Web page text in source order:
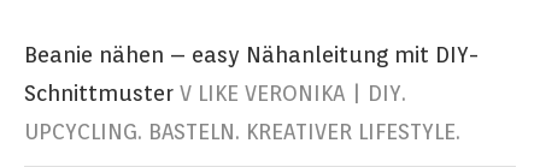
Beanie nähen – easy Nähanleitung mit DIY-
Schnittmuster V LIKE VERONIKA | DIY.
UPCYCLING. BASTELN. KREATIVER LIFESTYLE.